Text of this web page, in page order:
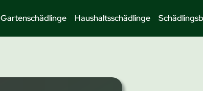
Gartenschädlinge Haushaltsschädlinge